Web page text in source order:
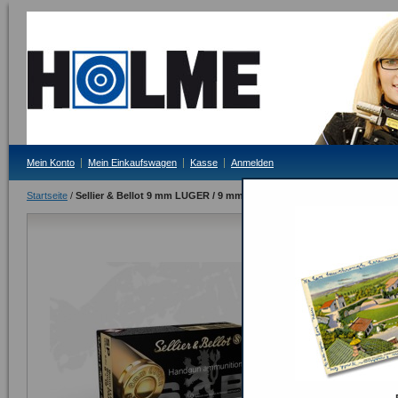
Mein Konto Mein Einkaufswagen Kasse Anmelden
Startseite / Sellier & Bellot 9 mm LUGER / 9 mm FMJ
Lieferzeit: 3-4
249,00 €
Inkl. 19% MwSt.